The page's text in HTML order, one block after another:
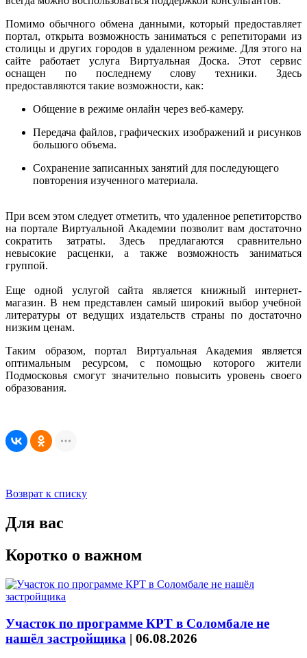
Помимо обычного обмена данными, который предоставляет
портал, открыта возможность заниматься с репетиторами из
столицы и других городов в удаленном режиме. Для этого на
сайте работает услуга Виртуальная Доска. Этот сервис
оснащен по последнему слову техники. Здесь
предоставляются такие возможности, как:
Общение в режиме онлайн через веб-камеру.
Передача файлов, графических изображений и рисунков
большого объема.
Сохранение записанных занятий для последующего
повторения изученного материала.
При всем этом следует отметить, что удаленное репетиторство
на портале Виртуальной Академии позволит вам достаточно
сократить затраты. Здесь предлагаются сравнительно
невысокие расценки, а также возможность заниматься
группой.
Еще одной услугой сайта является книжный интернет-
магазин. В нем представлен самый широкий выбор учебной
литературы от ведущих издательств страны по достаточно
низким ценам.
Таким образом, портал Виртуальная Академия является
оптимальным ресурсом, с помощью которого жители
Подмосковья смогут значительно повысить уровень своего
образования.
Возврат к списку
Для вас
Коротко о важном
Участок по программе КРТ в Соломбале не
нашёл застройщика | 06.08.2026